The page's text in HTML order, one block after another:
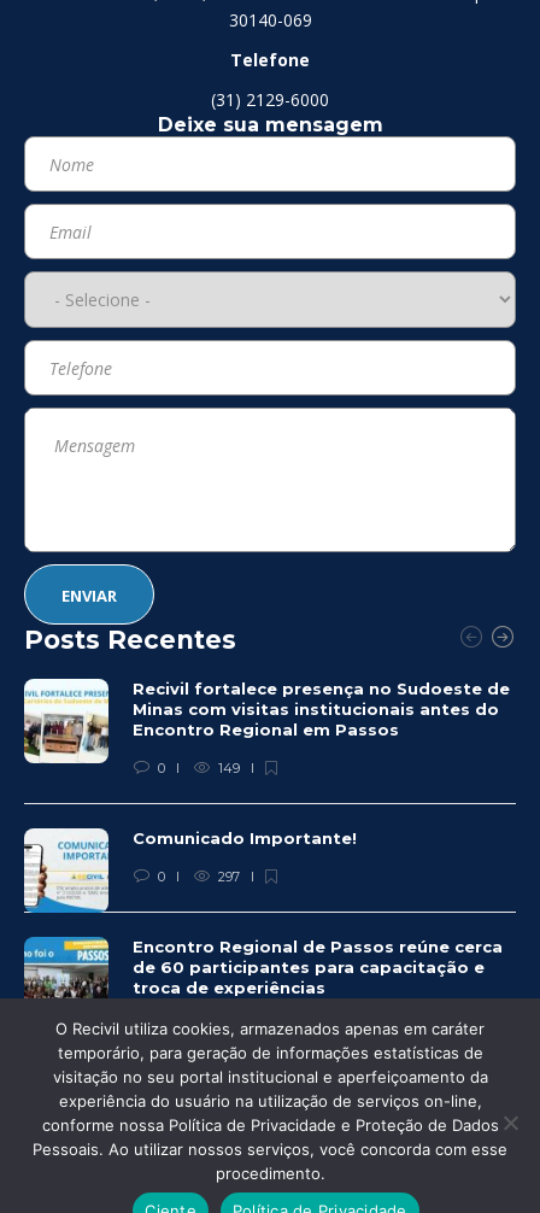
30140-069
Telefone
(31) 2129-6000
Deixe sua mensagem
Posts Recentes
Recivil fortalece presença no Sudoeste de
Minas com visitas institucionais antes do
Encontro Regional em Passos
0 149
Comunicado Importante!
0 297
Encontro Regional de Passos reúne cerca
de 60 participantes para capacitação e
troca de experiências
0 283
© Recivil 2020 – Todos os direitos reservados.
Desenvolvido por:
O Recivil utiliza cookies, armazenados apenas em caráter
temporário, para geração de informações estatísticas de
visitação no seu portal institucional e aperfeiçoamento da
experiência do usuário na utilização de serviços on-line,
conforme nossa Política de Privacidade e Proteção de Dados
Pessoais. Ao utilizar nossos serviços, você concorda com esse
procedimento.